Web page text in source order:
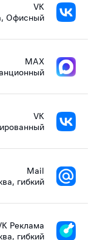
VK
Офисный
MAX
VK
Mail
гибкий
Реклама
гибкий